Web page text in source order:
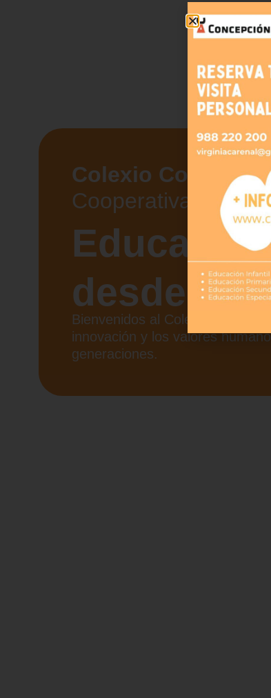
Colexio
Cooperativa Galega
desde
Bienvenidos al Colexio
innovación y los valores
generaciones.